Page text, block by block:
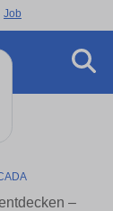
Job
–